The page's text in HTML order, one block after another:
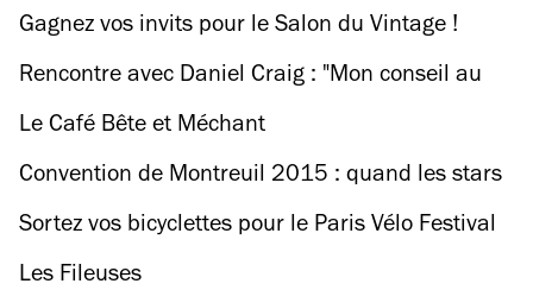
Gagnez vos invits pour le Salon du Vintage !
Rencontre avec Daniel Craig : "Mon conseil au
prochain James Bond ? Evite de faire de la
merde !"
Le Café Bête et Méchant
Convention de Montreuil 2015 : quand les stars
du tattoo squattent la banlieue parisienne
Sortez vos bicyclettes pour le Paris Vélo Festival
Les Fileuses